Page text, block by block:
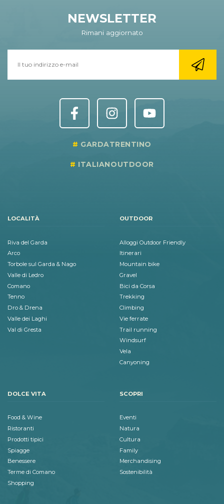
NEWSLETTER
Rimani aggiornato
GARDATRENTINO
ITALIANOUTDOOR
LOCALITÀ
Riva del Garda
Arco
Torbole sul Garda & Nago
Valle di Ledro
Comano
Tenno
Dro & Drena
Valle dei Laghi
Val di Gresta
OUTDOOR
Alloggi Outdoor Friendly
Itinerari
Mountain bike
Gravel
Bici da Corsa
Trekking
Climbing
Vie ferrate
Trail running
Windsurf
Vela
Canyoning
DOLCE VITA
Food & Wine
Ristoranti
Prodotti tipici
Spiagge
Benessere
Terme di Comano
Shopping
SCOPRI
Eventi
Natura
Cultura
Family
Merchandising
Sostenibilità